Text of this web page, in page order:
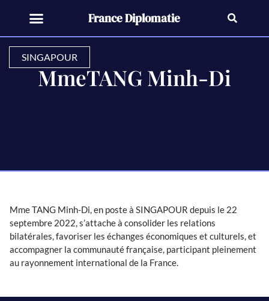
France Diplomatie
SINGAPOUR
MmeTANG Minh-Di
Mme TANG Minh-Di, en poste à SINGAPOUR depuis le 22
septembre 2022, s’attache à consolider les relations
bilatérales, favoriser les échanges économiques et culturels, et
accompagner la communauté française, participant pleinement
au rayonnement international de la France.